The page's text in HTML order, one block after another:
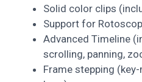
Solid color clips
Support for
Advanced Timeline
scrolling, panning,
Frame stepping